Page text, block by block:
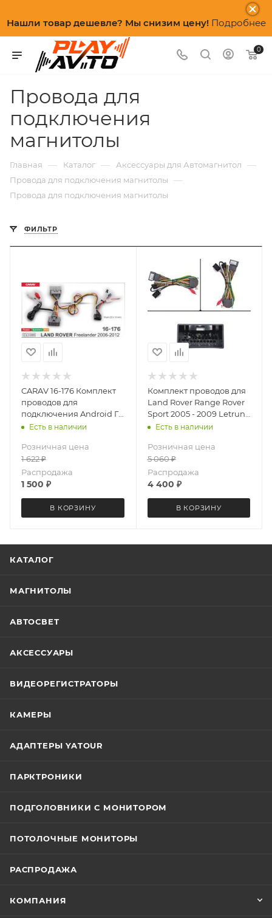
Нашли товар дешевле? Мы снизим цену! Подробнее
0
Провода для
подключения
магнитолы
Главная — Каталог — Аксессуары для Автомагнитол —
Провода для подключения магнитолы —
Провода для подключения магнитолы
ФИЛЬТР
CARAV 16-176 Комплект
проводов для
подключения Android ГУ
(16-pin) на а/м LAND
2012
Есть в наличии
Розничная цена
1 622₽
Распродажа
1 500 ₽
В КОРЗИНУ
Комплект проводов для
Land Rover Range Rover
Sport 2005 - 2009 Letrun
6079
Есть в наличии
Розничная цена
5 060₽
Распродажа
4 400 ₽
В КОРЗИНУ
КАТАЛОГ
МАГНИТОЛЫ
АВТОСВЕТ
АКСЕССУАРЫ
ВИДЕОРЕГИСТРАТОРЫ
КАМЕРЫ
АДАПТЕРЫ YATOUR
ПАРКТРОНИКИ
ПОДГОЛОВНИКИ С МОНИТОРОМ
ПОТОЛОЧНЫЕ МОНИТОРЫ
РАСПРОДАЖА
КОМПАНИЯ